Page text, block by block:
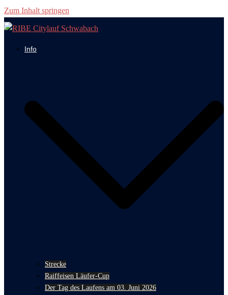
Zum Inhalt springen
Info
Strecke
Raiffeisen Läufer-Cup
Der Tag des Laufens am 03. Juni 2026